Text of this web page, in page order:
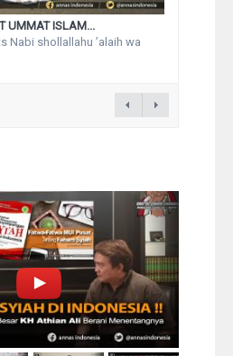
UMMAT ISLAM...
Nabi shollallahu ’alaih wa